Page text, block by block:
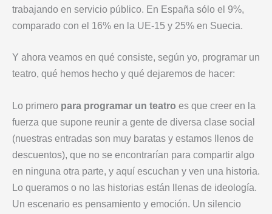
trabajando en servicio público. En España sólo el 9%,
comparado con el 16% en la UE-15 y 25% en Suecia.
Y ahora veamos en qué consiste, según yo, programar un
teatro, qué hemos hecho y qué dejaremos de hacer:
Lo primero para programar un teatro es que creer en la
fuerza que supone reunir a gente de diversa clase social
(nuestras entradas son muy baratas y estamos llenos de
descuentos), que no se encontrarían para compartir algo
en ninguna otra parte, y aquí escuchan y ven una historia.
Lo queramos o no las historias están llenas de ideología.
Un escenario es pensamiento y emoción. Un silencio